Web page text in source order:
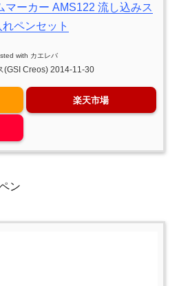
マーカー AMS122 流し込みス
れペンセット
with カエレバ
(GSI Creos) 2014-11-30
楽天市場
ン